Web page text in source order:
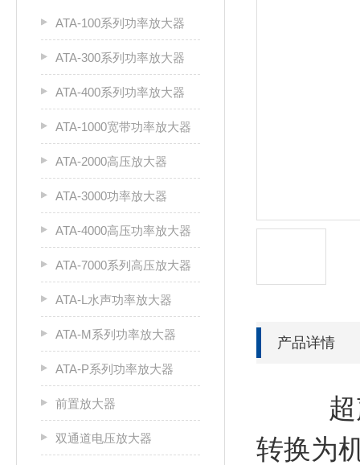
ATA-100系列功率放大器
ATA-300系列功率放大器
ATA-400系列功率放大器
ATA-1000宽带功率放大器
ATA-2000高压放大器
ATA-3000功率放大器
ATA-4000高压功率放大器
ATA-7000系列高压放大器
ATA-L水声功率放大器
ATA-M系列功率放大器
ATA-P系列功率放大器
前置放大器
双通道电压放大器
产品详情
超声
转换为